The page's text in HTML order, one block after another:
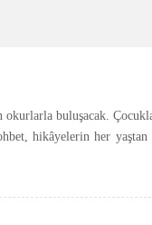
okurlarla buluşacak.
hikâyelerin her